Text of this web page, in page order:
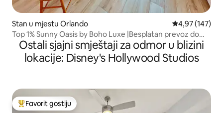
Stan u mjestu Orlando Prosječna
4,97 (147)
Top 1% Sunny Oasis by Boho Luxe |Besplatan prevoz do
parkova
Ostali sjajni smještaji za odmor u blizini
lokacije: Disney's Hollywood Studios
Glavni favorit gostiju
Favorit gostiju